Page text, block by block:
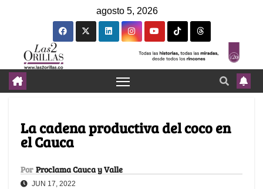
agosto 5, 2026
La cadena productiva del coco en
el Cauca
Por Proclama Cauca y Valle
JUN 17, 2022